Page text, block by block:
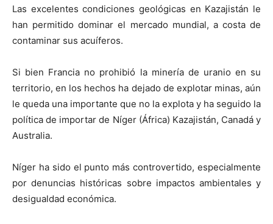
Las excelentes condiciones geológicas en Kazajistán le
han permitido dominar el mercado mundial, a costa de
contaminar sus acuíferos.
Si bien Francia no prohibió la minería de uranio en su
territorio, en los hechos ha dejado de explotar minas, aún
le queda una importante que no la explota y ha seguido la
política de importar de Níger (África) Kazajistán, Canadá y
Australia.
Níger ha sido el punto más controvertido, especialmente
por denuncias históricas sobre impactos ambientales y
desigualdad económica.